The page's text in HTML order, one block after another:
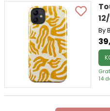
By
14